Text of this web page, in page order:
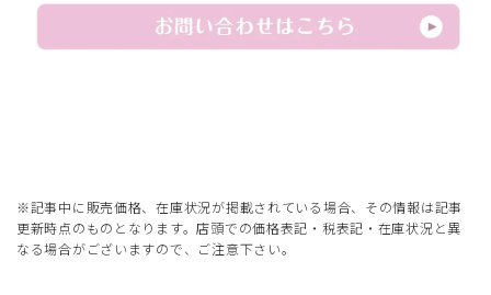
※記事中に販売価格、在庫状況が掲載されている場合、その情報は記事
更新時点のものとなります。店頭での価格表記・税表記・在庫状況と異
なる場合がございますので、ご注意下さい。